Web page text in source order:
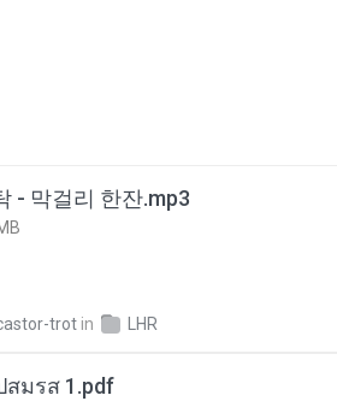
- 막걸리 한잔.mp3
trot in LHR
สมรส 1.pdf